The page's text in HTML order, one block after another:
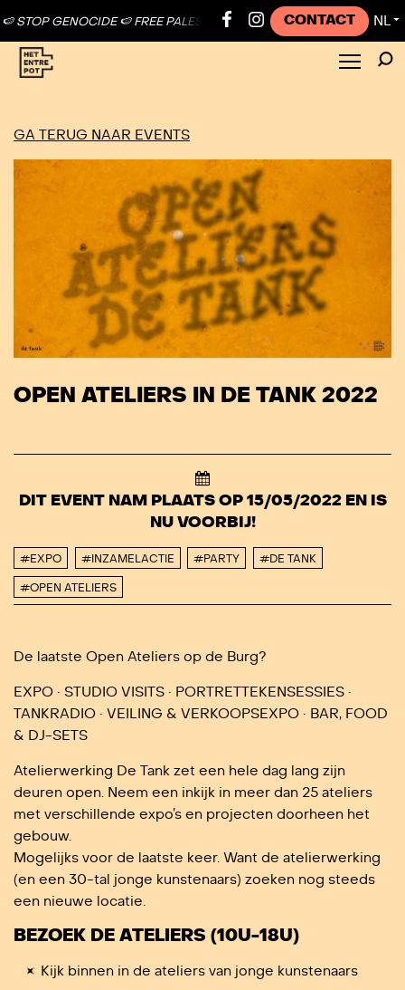
GENOCIDE 🍉 FREE PALESTINE ● 🍉 STOP GENOCIDE 🍉 FREE
CONTACT NL ▼
GA TERUG NAAR EVENTS
OPEN ATELIERS IN DE TANK 2022
DIT EVENT NAM PLAATS OP 15/05/2022 EN IS
NU VOORBIJ!
#EXPO #INZAMELACTIE #PARTY #DE TANK
#OPEN ATELIERS
De laatste Open Ateliers op de Burg?
EXPO • STUDIO VISITS • PORTRETTEKENSESSIES •
TANKRADIO • VEILING & VERKOOPSEXPO • BAR, FOOD
& DJ-SETS
Atelierwerking De Tank zet een hele dag lang zijn
deuren open. Neem een inkijk in meer dan 25 ateliers
met verschillende expo’s en projecten doorheen het
gebouw.
Mogelijks voor de laatste keer. Want de atelierwerking
(en een 30-tal jonge kunstenaars) zoeken nog steeds
een nieuwe locatie.
BEZOEK DE ATELIERS (10U-18U)
Kijk binnen in de ateliers van jonge kunstenaars